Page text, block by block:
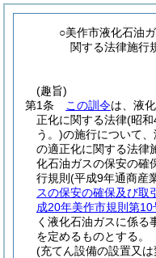
○美作市液化石油
関する法律施行
(趣旨)
第1条
この訓令は、液
正化に関する法律(昭和
う。)の施行について、
の適正化に関する法律
化石油ガスの保安の確
行規則 (平成9年通商産
スの保安の確保及び取
成20年美作市規則第
く液化石油ガスに係る
を定めるものとする。
(充てん設備の設置又